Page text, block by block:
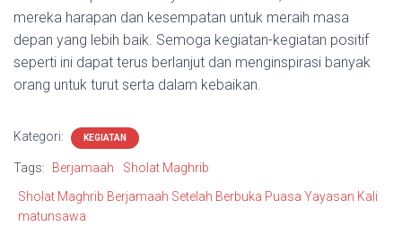
mereka harapan dan kesempatan untuk meraih masa
depan yang lebih baik. Semoga kegiatan-kegiatan positif
seperti ini dapat terus berlanjut dan menginspirasi banyak
orang untuk turut serta dalam kebaikan.
Kategori: KEGIATAN
Tags: Berjamaah
Sholat Maghrib
Sholat Maghrib Berjamaah Setelah Berbuka Puasa Yayasan Kali
matunsawa